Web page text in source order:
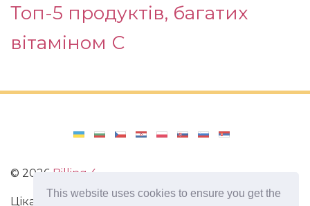
This website uses cookies to ensure you get the
Топ-5 продуктів, багатих
вітаміном С
© 2026 Billing 4
Цікаві та захоплюючі факти з усього світу. Статті